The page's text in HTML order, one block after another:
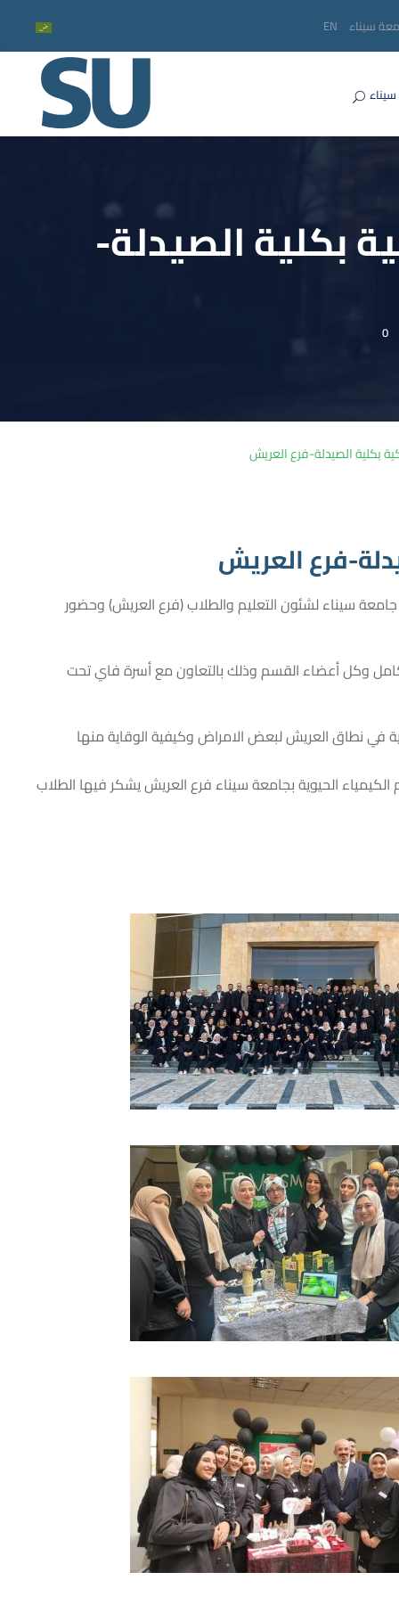
سيناء EN
بكلية الصيدلة-
0
بكلية الصيدلة-فرع العريش
فرع العريش
سيناء لشئون التعليم والطلاب (فرع العريش) وحضور
كامل وكل أعضاء القسم وذلك بالتعاون مع أسرة فاي تحت
نطاق العريش لبعض الامراض وكيفية الوقاية منها
الحيوية بجامعة سيناء فرع العريش يشكر فيها الطلاب